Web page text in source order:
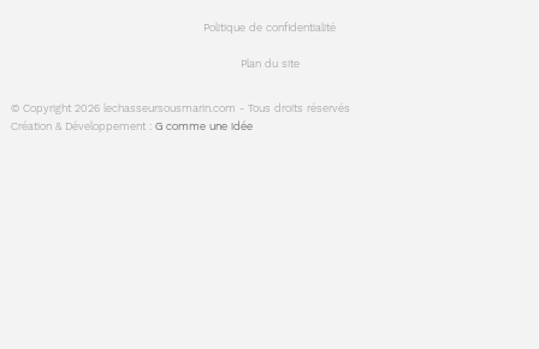
© Copyright 2026 lechasseursousmarin.com - Tous droits réservés
Création & Développement :G comme une idée
Politique de confidentialité
Plan du site